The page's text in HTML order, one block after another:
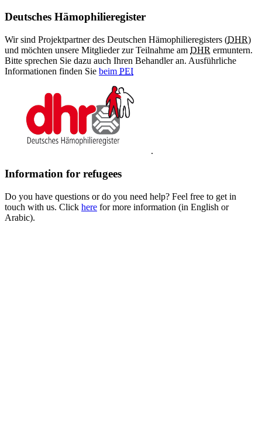
Deutsches Hämophilieregister
Wir sind Projektpartner des Deutschen Hämophilieregisters (DHR)
und möchten unsere Mitglieder zur Teilnahme am DHR ermuntern.
Bitte sprechen Sie dazu auch Ihren Behandler an. Ausführliche
Informationen finden Sie beim PEI
.
Information for refugees
Do you have questions or do you need help? Feel free to get in
touch with us. Click here for more information (in English or
Arabic).